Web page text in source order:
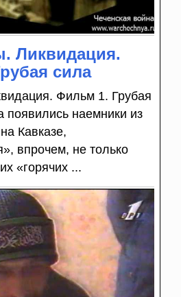
Ликвидация.
сила
Фильм 1. Грубая
появились наемники из
Кавказе,
впрочем, не только
«горячих ...